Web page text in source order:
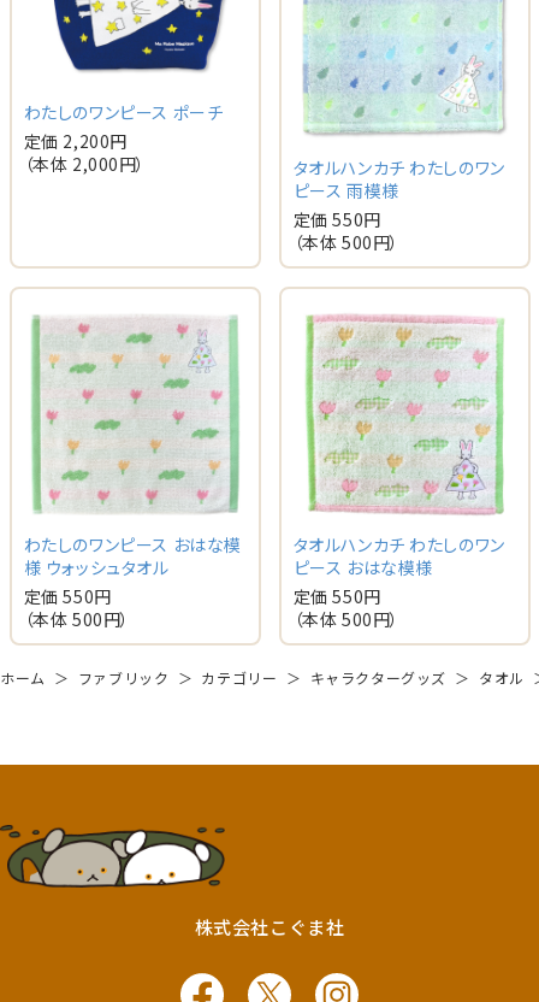
わたしのワンピース ポーチ
定価 2,200円
（本体 2,000円）
タオルハンカチ わたしのワン
ピース 雨模様
定価 550円
（本体 500円）
わたしのワンピース おはな模
様 ウォッシュタオル
定価 550円
（本体 500円）
タオルハンカチ わたしのワン
ピース おはな模様
定価 550円
（本体 500円）
ホーム ＞ ファブリック ＞ カテゴリー ＞ キャラクターグッズ ＞ タオル
株式会社こぐま社